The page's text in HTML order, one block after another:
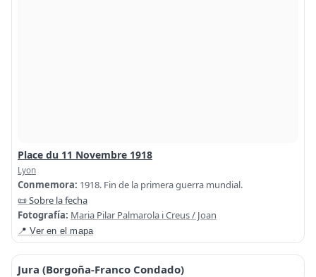
Place du 11 Novembre 1918
Lyon
Conmemora: 1918. Fin de la primera guerra mundial.
📜 Sobre la fecha
Fotografía: Maria Pilar Palmarola i Creus / Joan
📍 Ver en el mapa
Jura (Borgoña-Franco Condado)